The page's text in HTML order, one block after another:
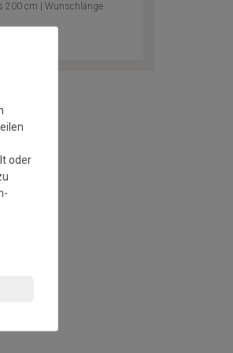
200 cm | Wunschlänge
oder